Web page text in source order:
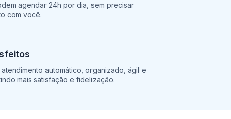
agendar 24h por dia, sem precisar
com você.
automático, organizado, ágil e
mais satisfação e fidelização.